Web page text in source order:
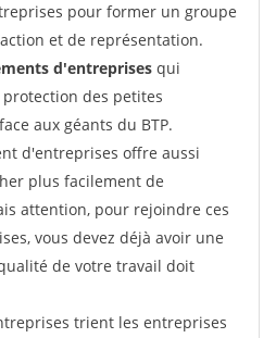
pour former un groupe
et de représentation.
d'entreprises qui
des petites
aux géants du BTP.
d'entreprises offre aussi
plus facilement de
attention, pour rejoindre ces
vous devez déjà avoir une
de votre travail doit
trient les entreprises